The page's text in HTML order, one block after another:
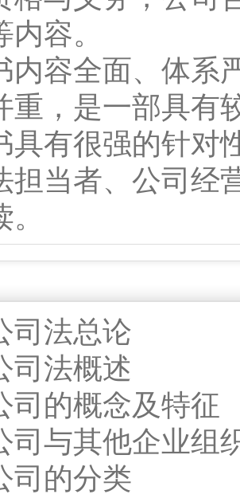
容。
全面、体系严
重，是一部具有
具有很强的针对
担当者、公司经
司法总论
司法概述
司的概念及特征
司与其他企业组
司的分类